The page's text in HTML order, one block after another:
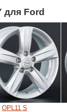
для Ford
OPL11 S